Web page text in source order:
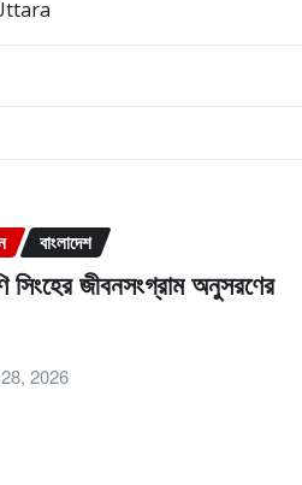
বাংলাদেশ
সিংহের জীবনসংগ্রাম অনুসরণের
2026